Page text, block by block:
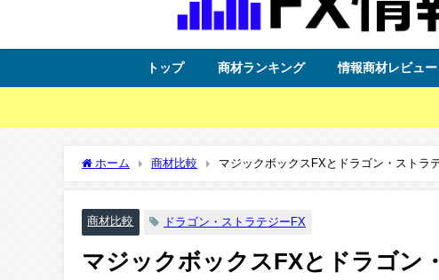
トップ 商材ランキング 情報商材レビュー
ホーム 商材比較 マジックボックスFXとドラゴン・ストラ
商材比較 ドラゴン・ストラテジーFX
マジックボックスFXとドラゴン